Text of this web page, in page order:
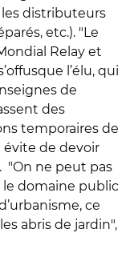
distributeurs
etc.). "Le
Relay et
l’élu, qui
de
des
temporaires de
évite de devoir
"On ne peut pas
le domaine public
ce
abris de jardin",